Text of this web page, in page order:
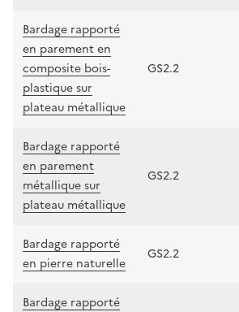
Bardage rapporté
en parement en
composite bois-
plastique sur
plateau métallique
GS2.2
Bardage rapporté
en parement
métallique sur
plateau métallique
GS2.2
Bardage rapporté
en pierre naturelle
GS2.2
Bardage rapporté